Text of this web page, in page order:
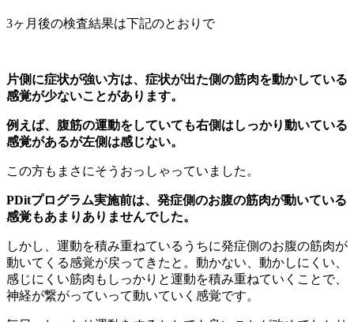
3ヶ月後の検査結果は下記のとおりで
片側に症状が強い方は、症状が出た側の筋肉を動かしている
感覚が少ないことがあります。
例えば、腹筋の運動をしていても右側はしっかり動いている
感覚があるが左側は感じない。
この方もまさにそうおっしゃっていました。
PDitプログラム実施前は、発症側のお腹の筋肉が動いている
感覚もあまりありませんでした。
しかし、運動を積み重ねているうちに発症側のお腹の筋肉が
動いてくる感覚が戻ってきたと。動かない、動かしにくい、
感じにくい筋肉もしっかりと運動を積み重ねていくことで、
神経が繋がっていって動いていく感覚です。